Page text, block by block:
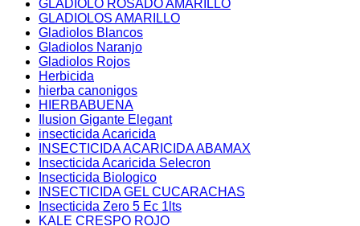
GLADIOLO ROSADO AMARILLO
GLADIOLOS AMARILLO
Gladiolos Blancos
Gladiolos Naranjo
Gladiolos Rojos
Herbicida
hierba canonigos
HIERBABUENA
Ilusion Gigante Elegant
insecticida Acaricida
INSECTICIDA ACARICIDA ABAMAX
Insecticida Acaricida Selecron
Insecticida Biologico
INSECTICIDA GEL CUCARACHAS
Insecticida Zero 5 Ec 1lts
KALE CRESPO ROJO